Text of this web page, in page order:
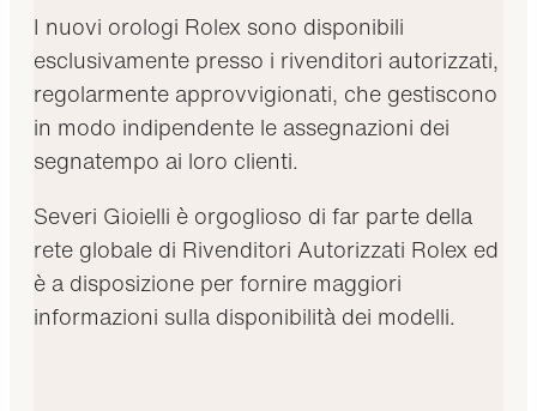
I nuovi orologi Rolex sono disponibili
esclusivamente presso i rivenditori autorizzati,
regolarmente approvvigionati, che gestiscono
in modo indipendente le assegnazioni dei
segnatempo ai loro clienti.
Severi Gioielli è orgoglioso di far parte della
rete globale di Rivenditori Autorizzati Rolex ed
è a disposizione per fornire maggiori
informazioni sulla disponibilità dei modelli.